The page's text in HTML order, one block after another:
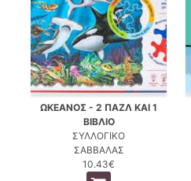
ΩΚΕΑΝΟΣ - 2 ΠΑΖΛ ΚΑΙ 1
ΒΙΒΛΙΟ
ΣΥΛΛΟΓΙΚΟ
ΣΑΒΒΑΛΑΣ
10.43€